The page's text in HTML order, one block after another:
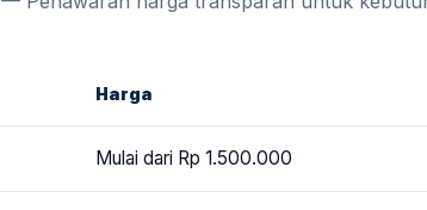
Harga
Mulai dari Rp 1.500.000